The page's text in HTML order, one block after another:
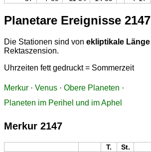
Planetare Ereignisse 2147
Die Stationen sind von ekliptikale Länge
Rektaszension.
Uhrzeiten fett gedruckt = Sommerzeit
Merkur · Venus · Obere Planeten ·
Planeten im Perihel und im Aphel
Merkur 2147
T. St.